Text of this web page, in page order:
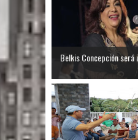
El PRM
domingo
Belkis Concepción será